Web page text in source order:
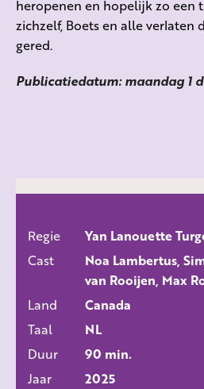
heropenen en hopelijk zo een
zichzelf, Boets en alle verlaten
gered.
Publicatiedatum: maandag 1
ALLE
Regie
Yan Lanouette
Cast
Noa Lambertus,
van Rooijen, Max
Land
Canada
Taal
NL
Duur
90 min.
Jaar
2025